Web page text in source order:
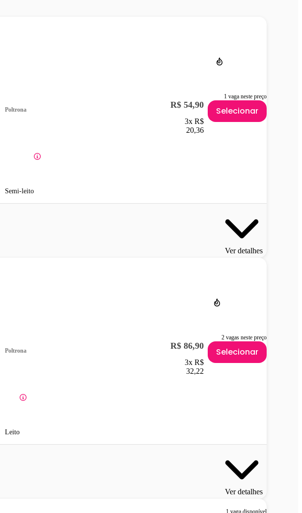
1 vaga neste preço
Poltrona
Semi-leito
R$ 54,90
3x R$
20,36
Selecionar
Ver detalhes
2 vagas neste preço
Poltrona
Leito
R$ 86,90
3x R$
32,22
Selecionar
Ver detalhes
1 vaga disponível